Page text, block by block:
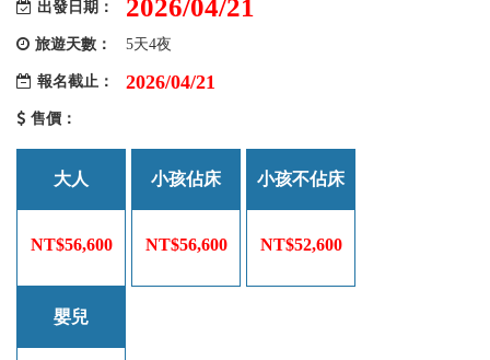
出發日期： 2026/04/21
旅遊天數： 5天4夜
報名截止： 2026/04/21
售價：
大人
NT$56,600
小孩佔床
NT$56,600
小孩不佔床
NT$52,600
嬰兒